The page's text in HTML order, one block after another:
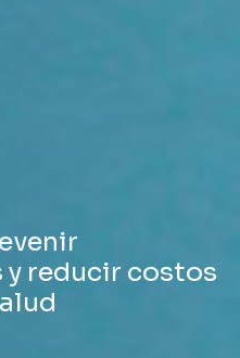
reducir costos